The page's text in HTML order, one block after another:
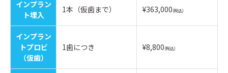
インプラン
ト埋入
1本（仮歯まで） ¥363,000(税込)
インプラン
トプロビ
（仮歯）
1歯につき ¥8,800(税込)